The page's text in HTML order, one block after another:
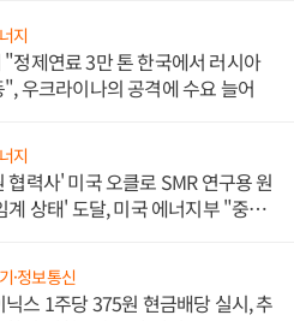
지
정제연료 3만 톤 한국에서 러시아
우크라이나의 공격에 수요 늘어
지
협력사' 미국 오클로 SMR 연구용 원
계 상태' 도달, 미국 에너지부 "중요
·정보통신
닉스 1주당 375원 현금배당 실시, 추